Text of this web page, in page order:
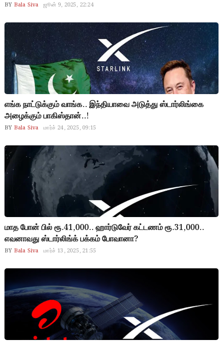
BY Bala Siva ஜூன் 9, 2025, 22:24
எங்க நாட்டுக்கும் வாங்க.. இந்தியாவை அடுத்து ஸ்டார்லிங்கை
அழைக்கும் பாகிஸ்தான்..!
BY Bala Siva மார்ச் 24, 2025, 09:15
மாத போன் பில் ரூ.41,000.. ஹார்டுவேர் கட்டணம் ரூ.31,000..
எவனாவது ஸ்டார்லிங்க் பக்கம் போவானா?
BY Bala Siva மார்ச் 13, 2025, 21:55